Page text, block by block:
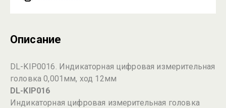
Описание
DL-KIP0016. Индикаторная цифровая измерительная
головка 0,001мм, ход 12мм
DL-KIP016
Индикаторная цифровая измерительная головка